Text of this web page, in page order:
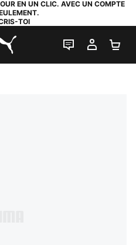
EN UN CLIC. AVEC UN COMPTE
TOI
LIVE CHAT
MON